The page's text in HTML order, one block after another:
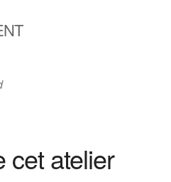
Maps correctly.
cet atelier